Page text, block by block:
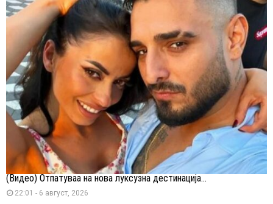
(Видео) Отпатуваа на нова луксузна дестинација...
22:01 - 6 август, 2026